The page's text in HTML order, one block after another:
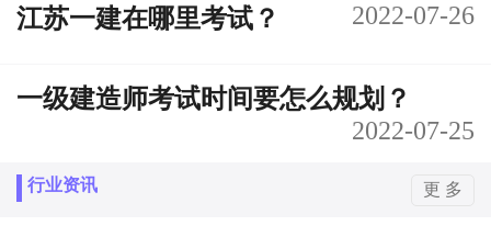
江苏一建在哪里考试？ 2022-07-26
一级建造师考试时间要怎么规划？
2022-07-25
行业资讯 更 多